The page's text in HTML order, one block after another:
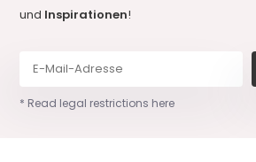
und Inspirationen!
* Read legal restrictions here